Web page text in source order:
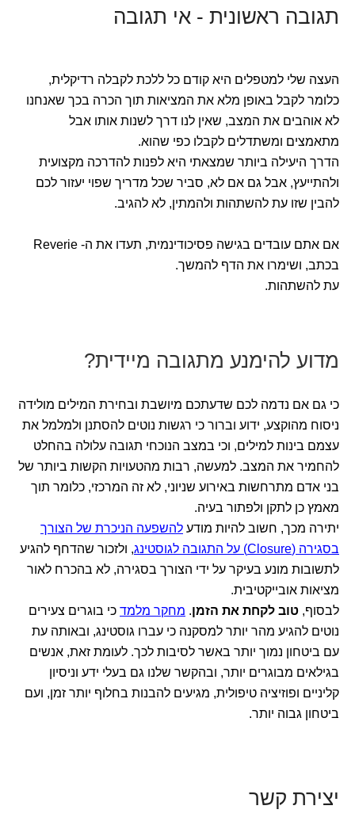
תגובה ראשונית - אי תגובה
העצה שלי למטפלים היא קודם כל ללכת לקבלה רדיקלית,
כלומר לקבל באופן מלא את המציאות תוך הכרה בכך שאנחנו
לא אוהבים את המצב, שאין לנו דרך לשנות אותו אבל
מתאמצים ומשתדלים לקבלו כפי שהוא.
הדרך היעילה ביותר שמצאתי היא לפנות להדרכה מקצועית
ולהתייעץ, אבל גם אם לא, סביר שכל מדריך שפוי יעזור לכם
להבין שזו עת להשתהות ולהמתין, לא להגיב.
אם אתם עובדים בגישה פסיכודינמית, תעדו את ה- Reverie
בכתב, ושימרו את הדף להמשך.
עת להשתהות.
מדוע להימנע מתגובה מיידית?
כי גם אם נדמה לכם שדעתכם מיושבת ובחירת המילים מולידה
ניסוח מהוקצע, ידוע וברור כי רגשות נוטים להסתנן ולמלמל את
עצמם בינות למילים, וכי במצב הנוכחי תגובה עלולה בהחלט
להחמיר את המצב. למעשה, רבות מהטעויות הקשות ביותר של
בני אדם מתרחשות באירוע שניוני, לא זה המרכזי, כלומר תוך
מאמץ כן לתקן ולפתור בעיה.
יתירה מכך, חשוב להיות מודע להשפעה הניכרת של הצורך
בסגירה (Closure) על התגובה לגוסטינג
, ולזכור שהדחף להגיע
לתשובות מונע בעיקר על ידי הצורך בסגירה, לא בהכרח לאור
מציאות אובייקטיבית.
לבסוף, טוב לקחת את הזמן. מחקר מלמד כי בוגרים צעירים
נוטים להגיע מהר יותר למסקנה כי עברו גוסטינג, ובאותה עת
עם ביטחון נמוך יותר באשר לסיבות לכך. לעומת זאת, אנשים
בגילאים מבוגרים יותר, ובהקשר שלנו גם בעלי ידע וניסיון
קליניים ופוזיציה טיפולית, מגיעים להבנות בחלוף יותר זמן, ועם
ביטחון גבוה יותר.
יצירת קשר